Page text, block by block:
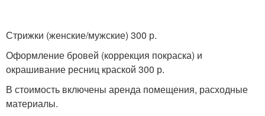
Стрижки (женские/мужские) 300 р.
Оформление бровей (коррекция покраска) и
окрашивание ресниц краской 300 р.
В стоимость включены аренда помещения, расходные
материалы.